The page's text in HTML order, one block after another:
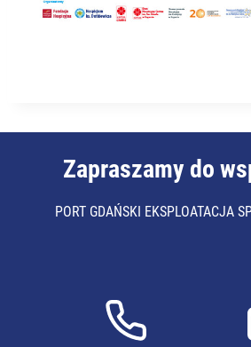
Zapraszamy do
PORT GDAŃSKI EKSPLOATACJA